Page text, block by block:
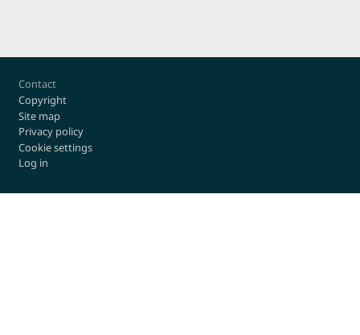
Footer
Contact
Copyright
Site map
Privacy policy
Cookie settings
Log in